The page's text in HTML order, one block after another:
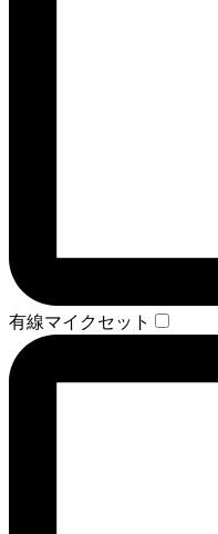
有線マイクセット